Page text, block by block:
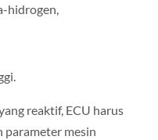
hidrogen,
reaktif, ECU harus
parameter mesin